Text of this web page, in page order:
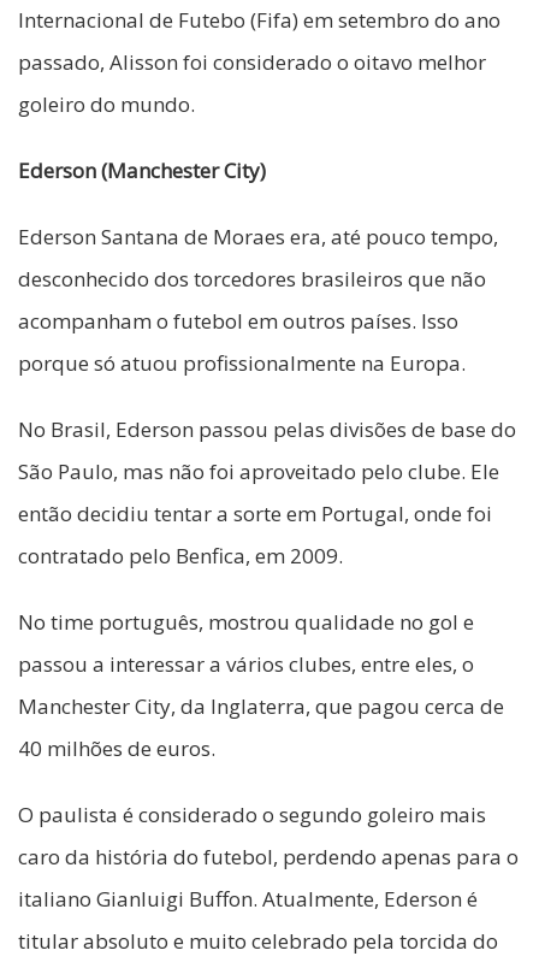
Internacional de Futebo (Fifa) em setembro do ano
passado, Alisson foi considerado o oitavo melhor
goleiro do mundo.
Ederson (Manchester City)
Ederson Santana de Moraes era, até pouco tempo,
desconhecido dos torcedores brasileiros que não
acompanham o futebol em outros países. Isso
porque só atuou profissionalmente na Europa.
No Brasil, Ederson passou pelas divisões de base do
São Paulo, mas não foi aproveitado pelo clube. Ele
então decidiu tentar a sorte em Portugal, onde foi
contratado pelo Benfica, em 2009.
No time português, mostrou qualidade no gol e
passou a interessar a vários clubes, entre eles, o
Manchester City, da Inglaterra, que pagou cerca de
40 milhões de euros.
O paulista é considerado o segundo goleiro mais
caro da história do futebol, perdendo apenas para o
italiano Gianluigi Buffon. Atualmente, Ederson é
titular absoluto e muito celebrado pela torcida do